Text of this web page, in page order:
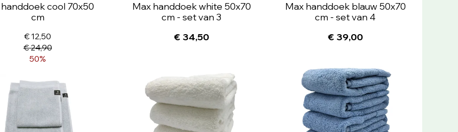
cool 70x50
cm
€ 12,50
€ 24,90
50%
Max handdoek white 50x70
cm - set van 3
€ 34,50
Max handdoek blauw 50x70
cm - set van 4
€ 39,00